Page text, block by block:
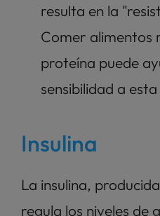
resulta en la
Comer alimentos
proteína puede
sensibilidad a
Insulina
La insulina,
regula los niveles de